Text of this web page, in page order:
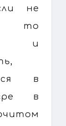
не
и
в
в